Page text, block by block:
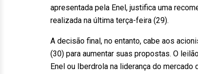
apresentada pela Enel, justifica uma
realizada na última terça-feira (29).
A decisão final, no entanto, cabe aos
(30) para aumentar suas propostas. O
Enel ou Iberdrola na liderança do